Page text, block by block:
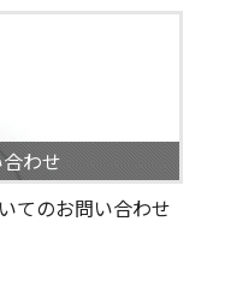
わせ
てのお問い合わせ